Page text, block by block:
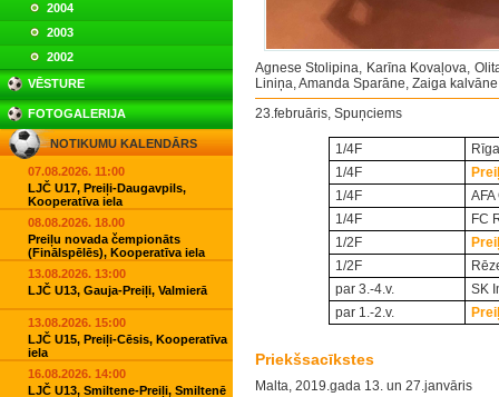
2004
2003
2002
VĒSTURE
FOTOGALERIJA
NOTIKUMU KALENDĀRS
07.08.2026. 11:00
LJČ U17, Preiļi-Daugavpils,
Kooperatīva iela
08.08.2026. 18.00
Preiļu novada čempionāts
(Finālspēlēs), Kooperatīva iela
13.08.2026. 13:00
LJČ U13, Gauja-Preiļi, Valmierā
13.08.2026. 15:00
LJČ U15, Preiļi-Cēsis, Kooperatīva
iela
16.08.2026. 14:00
LJČ U13, Smiltene-Preiļi, Smiltenē
Agnese Stolipina, Karīna Kovaļova,
Liniņa, Amanda Sparāne, Zaiga
23.februāris, Spuņciems
1/4F
1/4F
1/4F
1/4F
FC
1/2F
1/2F
par 3.-4.v.
SK
par 1.-2.v.
Priekšsacīkstes
Malta, 2019.gada 13. un 27.janvāris